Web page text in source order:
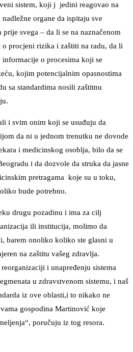
sistem, koji j jedini reagovao na
organe da ispitaju sve
svega – da li se na naznačenom
procjeni rizika i zaštiti na radu, da li
o procesima koji se
kojim potencijalnim opasnostima
sa standardima nosili zaštitnu
i svim onim koji se usuđuju da
da ni u jednom trenutku ne dovode
i medicinskog osoblja, bilo da se
i da dozvole da struka da jasne
pretragama koje su u toku,
bude potrebno.
drugu pozadinu i ima za cilj
ili institucija, molimo da
barem onoliko koliko ste glasni u
na zaštitu vašeg zdravlja.
i unapređenju sistema
u zdravstvenom sistemu, i naš
iz ove oblasti,i to nikako ne
gospodina Martinović koje
poručuju iz tog resora.